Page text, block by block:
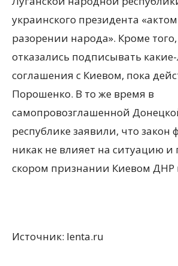
украинского президента
разорении народа». Кроме
отказались подписывать
соглашения с Киевом, пока
Порошенко. В то же время в
самопровозглашенной
республике заявили, что закон
никак не влияет на ситуацию и
скором признании Киевом ДНР
Источник: lenta.ru